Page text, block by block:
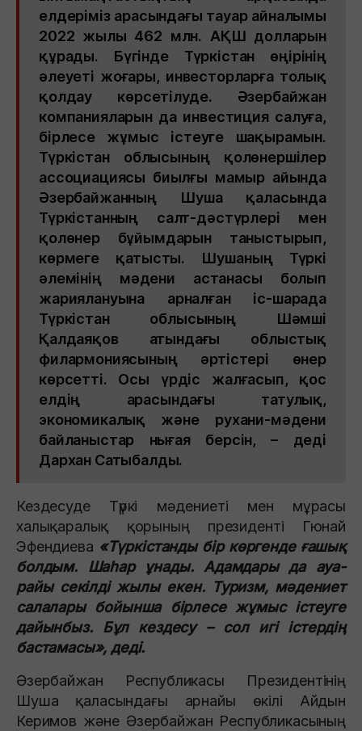
елдеріміз арасындағы тауар айналымы
2022 жылы 462 млн. АҚШ долларын
құрады. Бүгінде Түркістан өңірінің
әлеуеті жоғары, инвесторларға толық
қолдау көрсетілуде. Әзербайжан
компанияларын да инвестиция салуға,
бірлесе жұмыс істеуге шақырамын.
Түркістан облысының қолөнершілер
ассоциациясы биылғы мамыр айында
Әзербайжанның Шуша қаласында
Түркістанның салт-дәстүрлері мен
қолөнер бұйымдарын таныстырып,
көрмеге қатысты. Шушаның Түркі
әлемінің мәдени астанасы болып
жариялануына арналған іс-шарада
Түркістан облысының Шәмші
Қалдаяқов атындағы облыстық
филармониясының әртістері өнер
көрсетті. Осы үрдіс жалғасып, қос
елдің арасындағы татулық,
экономикалық және рухани-мәдени
байланыстар нығая берсін, – деді
Дархан Сатыбалды.
Кездесуде Түркі мәдениеті мен мұрасы
халықаралық қорының президенті Гюнай
Эфендиева «Түркістанды бір көргенде ғашық
болдым. Шаһар ұнады. Адамдары да ауа-
райы секілді жылы екен. Туризм, мәдениет
салалары бойынша бірлесе жұмыс істеуге
дайынбыз. Бұл кездесу – сол игі істердің
бастамасы», деді.
Әзербайжан Республикасы Президентінің
Шуша қаласындағы арнайы өкілі Айдын
Керимов және Әзербайжан Республикасының